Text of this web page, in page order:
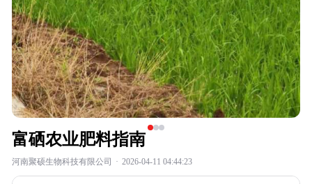
富硒农业肥料指南
河南聚硕生物科技有限公司 · 2026-04-11 04:44:23